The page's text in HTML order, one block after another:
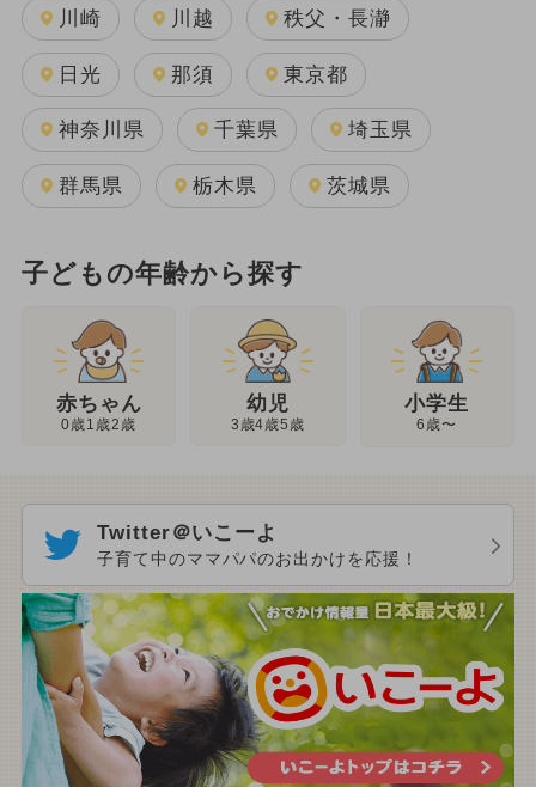
川崎 川越 秩父・長瀞
日光 那須 東京都
神奈川県 千葉県 埼玉県
群馬県 栃木県 茨城県
子どもの年齢から探す
赤ちゃん
0歳1歳2歳
幼児
3歳4歳5歳
小学生
6歳〜
Twitter＠いこーよ
子育て中のママパパのお出かけを応援！